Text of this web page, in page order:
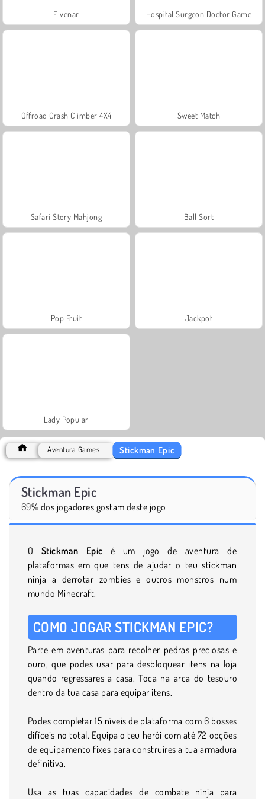
Elvenar Hospital Surgeon Doctor Game
Offroad Crash Climber 4X4 Sweet Match
Safari Story Mahjong Ball Sort
Pop Fruit Jackpot
Lady Popular
Aventura Games Stickman Epic
Stickman Epic
69% dos jogadores gostam deste jogo
O Stickman Epic é um jogo de aventura de
plataformas em que tens de ajudar o teu stickman
ninja a derrotar zombies e outros monstros num
mundo Minecraft.
COMO JOGAR STICKMAN EPIC?
Parte em aventuras para recolher pedras preciosas e
ouro, que podes usar para desbloquear itens na loja
quando regressares a casa. Toca na arca do tesouro
dentro da tua casa para equipar itens.
Podes completar 15 níveis de plataforma com 6 bosses
difíceis no total. Equipa o teu herói com até 72 opções
de equipamento fixes para construíres a tua armadura
definitiva.
Usa as tuas capacidades de combate ninja para